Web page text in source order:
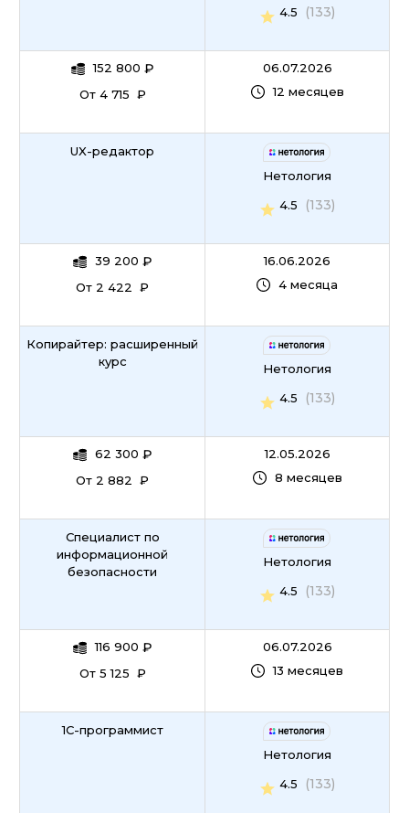
152 800 ₽
От 4 715 ₽
4.5
(133)
06.07.2026
12 месяцев
UX-редактор
39 200 ₽
От 2 422 ₽
Нетология
4.5
(133)
16.06.2026
4 месяца
Копирайтер: расширенный
курс
62 300 ₽
От 2 882 ₽
Нетология
4.5
(133)
12.05.2026
8 месяцев
Специалист по
информационной
безопасности
116 900 ₽
От 5 125 ₽
Нетология
4.5
(133)
06.07.2026
13 месяцев
1С-программист
Нетология
4.5
(133)